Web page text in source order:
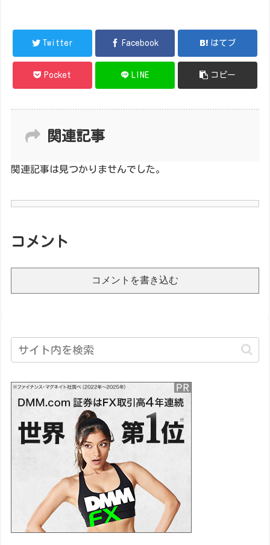
Twitter Facebook はてブ
Pocket LINE コピー
関連記事
関連記事は見つかりませんでした。
コメント
コメントを書き込む